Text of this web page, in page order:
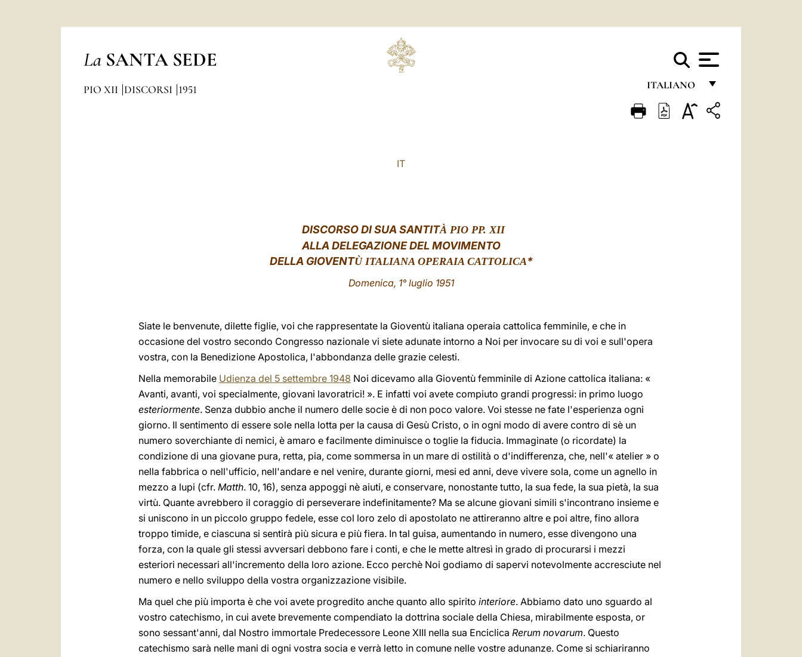
La SANTA SEDE
ITALIANO
FRANÇAIS
PIO XII DISCORSI 1951
IT
DISCORSO DI SUA SANTITÀ PIO PP. XII
ALLA DELEGAZIONE DEL MOVIMENTO
DELLA GIOVENTÙ ITALIANA OPERAIA CATTOLICA*
Domenica, 1° luglio 1951
Siate le benvenute, dilette figlie, voi che rappresentate la Gioventù italiana operaia cattolica femminile, e che in
occasione del vostro secondo Congresso nazionale vi siete adunate intorno a Noi per invocare su di voi e sull'opera
vostra, con la Benedizione Apostolica, l'abbondanza delle grazie celesti.
Nella memorabile Udienza del 5 settembre 1948 Noi dicevamo alla Gioventù femminile di Azione cattolica italiana: «
Avanti, avanti, voi specialmente, giovani lavoratrici! ». E infatti voi avete compiuto grandi progressi: in primo luogo
esteriormente. Senza dubbio anche il numero delle socie è di non poco valore. Voi stesse ne fate l'esperienza ogni
giorno. Il sentimento di essere sole nella lotta per la causa di Gesù Cristo, o in ogni modo di avere contro di sè un
numero soverchiante di nemici, è amaro e facilmente diminuisce o toglie la fiducia. Immaginate (o ricordate) la
condizione di una giovane pura, retta, pia, come sommersa in un mare di ostilità o d'indifferenza, che, nell'« atelier » o
nella fabbrica o nell'ufficio, nell'andare e nel venire, durante giorni, mesi ed anni, deve vivere sola, come un agnello in
mezzo a lupi (cfr. Matth. 10, 16), senza appoggi nè aiuti, e conservare, nonostante tutto, la sua fede, la sua pietà, la sua
virtù. Quante avrebbero il coraggio di perseverare indefinitamente? Ma se alcune giovani simili s'incontrano insieme e
si uniscono in un piccolo gruppo fedele, esse col loro zelo di apostolato ne attireranno altre e poi altre, fino allora
troppo timide, e ciascuna si sentirà più sicura e più fiera. In tal guisa, aumentando in numero, esse divengono una
forza, con la quale gli stessi avversari debbono fare i conti, e che le mette altresì in grado di procurarsi i mezzi
esteriori necessari all'incremento della loro azione. Ecco perchè Noi godiamo di sapervi notevolmente accresciute nel
numero e nello sviluppo della vostra organizzazione visibile.
Ma quel che più importa è che voi avete progredito anche quanto allo spirito interiore. Abbiamo dato uno sguardo al
vostro catechismo, in cui avete brevemente compendiato la dottrina sociale della Chiesa, mirabilmente esposta, or
sono sessant'anni, dal Nostro immortale Predecessore Leone XIII nella sua Enciclica Rerum novarum. Questo
catechismo sarà nelle mani di ogni vostra socia e verrà letto in comune nelle vostre adunanze. Come si schiariranno